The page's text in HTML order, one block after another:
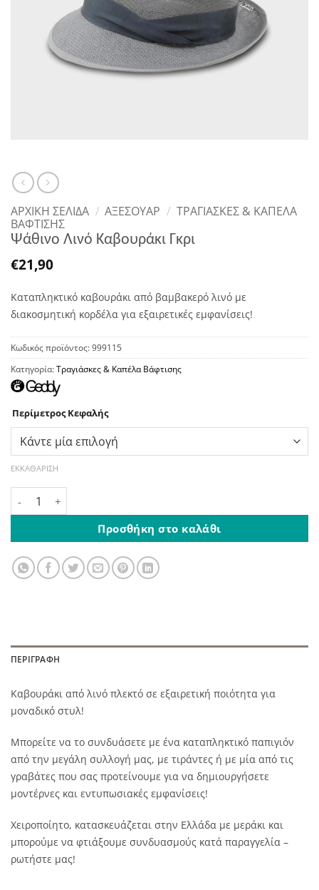
ΑΡΧΙΚΉ ΣΕΛΊΔΑ / ΑΞΕΣΟΥΑΡ / ΤΡΑΓΙΆΣΚΕΣ & ΚΑΠΈΛΑ
ΒΆΦΤΙΣΗΣ
Ψάθινο Λινό Καβουράκι Γκρι
€21,90
Καταπληκτικό καβουράκι από βαμβακερό λινό με
διακοσμητική κορδέλα για εξαιρετικές εμφανίσεις!
Κωδικός προϊόντος:999115
Κατηγορία:Τραγιάσκες & Καπέλα Βάφτισης
Περίμετρος Κεφαλής
ΕΚΚΑΘΆΡΙΣΗ
Ψάθινο Λινό Καβουράκι Γκρι ποσότητα
Προσθήκη στο καλάθι
ΠΕΡΙΓΡΑΦΉ
Καβουράκι από λινό πλεκτό σε εξαιρετική ποιότητα για
μοναδικό στυλ!
Μπορείτε να το συνδυάσετε με ένα καταπληκτικό παπιγιόν
από την μεγάλη συλλογή μας, με τιράντες ή με μία από τις
γραβάτες που σας προτείνουμε για να δημιουργήσετε
μοντέρνες και εντυπωσιακές εμφανίσεις!
Χειροποίητο, κατασκευάζεται στην Ελλάδα με μεράκι και
μπορούμε να φτιάξουμε συνδυασμούς κατά παραγγελία –
ρωτήστε μας!